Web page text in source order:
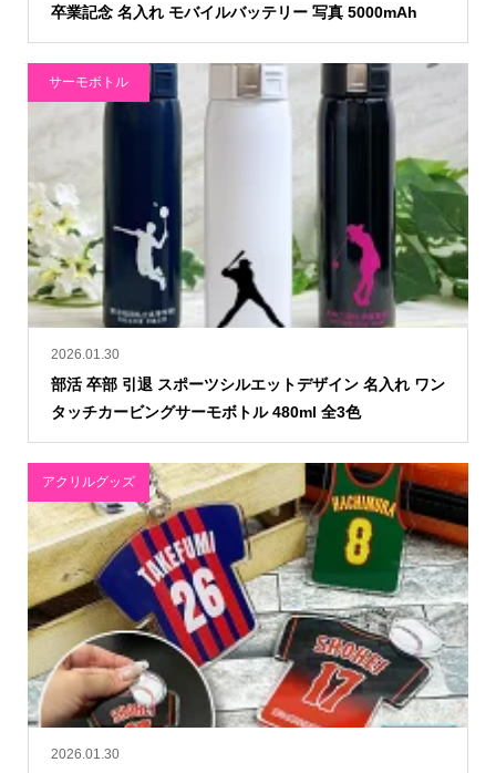
卒業記念 名入れ モバイルバッテリー 写真 5000mAh
2026.01.30
部活 卒部 引退 スポーツシルエットデザイン 名入れ ワン
タッチカービングサーモボトル 480ml 全3色
サーモボトル
2026.01.30
アクリルグッズ